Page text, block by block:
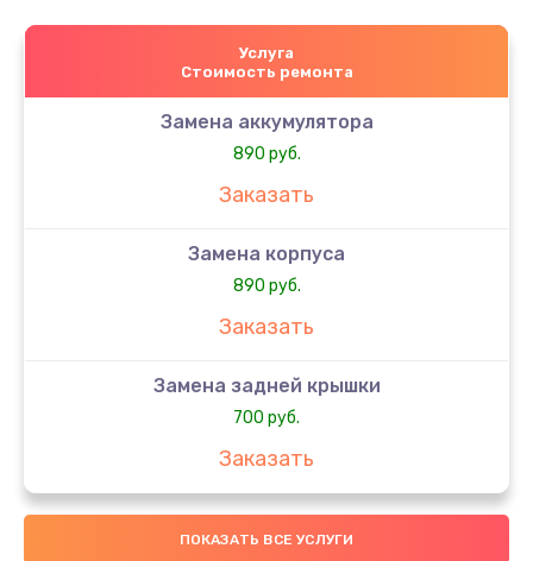
Услуга
Стоимость ремонта
Замена аккумулятора
890 руб.
Заказать
Замена корпуса
890 руб.
Заказать
Замена задней крышки
700 руб.
Заказать
Комплексная чистка
900 руб.
ПОКАЗАТЬ ВСЕ УСЛУГИ